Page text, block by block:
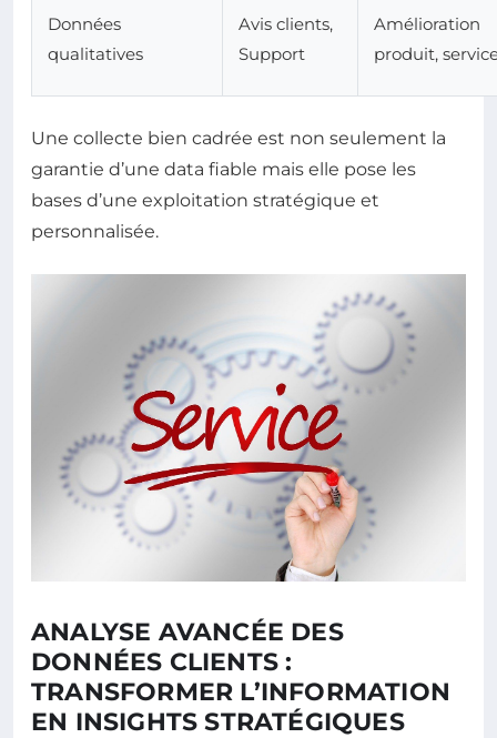
Données
qualitatives
Avis clients,
Support
Amélioration
produit,
Une collecte bien cadrée est non seulement la
garantie d’une data fiable mais elle pose les
bases d’une exploitation stratégique et
personnalisée.
ANALYSE AVANCÉE DES
DONNÉES CLIENTS :
TRANSFORMER L’INFORMATION
EN INSIGHTS STRATÉGIQUES